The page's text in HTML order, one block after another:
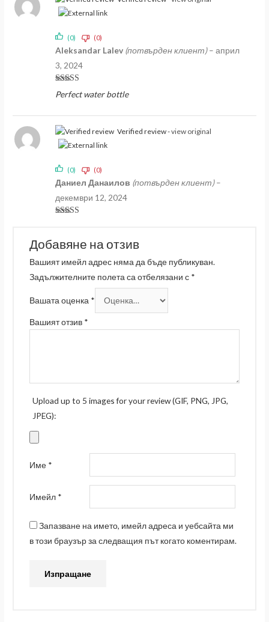
Оценено на
5от 5
Aleksandar Lalev (потвърден клиент) – април
3, 2024
Perfect water bottle
(0) (0)
Даниел Данаилов (потвърден клиент) –
декември 12, 2024
Verified review -view original
(0) (0)
Добавяне на отзив
Вашият имейл адрес няма да бъде публикуван.
Задължителните полета са отбелязани с *
Вашата оценка *
Вашият отзив *
Upload up to 5 images for your review (GIF, PNG, JPG,
JPEG):
Име *
Имейл *
Запазване на името, имейл адреса и уебсайта ми
в този браузър за следващия път когато коментирам.